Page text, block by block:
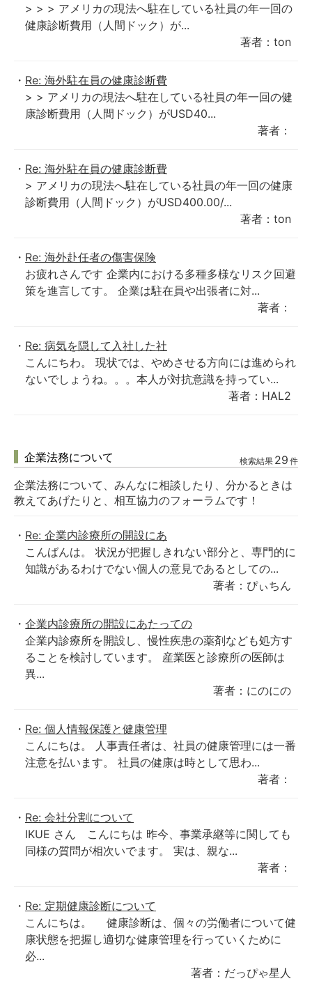
> > > アメリカの現法へ駐在している社員の年一回の
健康診断費用（人間ドック）が...
著者：ton
Re: 海外駐在員の健康診断費
> > アメリカの現法へ駐在している社員の年一回の健
康診断費用（人間ドック）がUSD40...
著者：
Re: 海外駐在員の健康診断費
> アメリカの現法へ駐在している社員の年一回の健康
診断費用（人間ドック）がUSD400.00/...
著者：ton
Re: 海外赴任者の傷害保険
お疲れさんです 企業内における多種多様なリスク回避
策を進言してす。 企業は駐在員や出張者に対...
著者：
Re: 病気を隠して入社した社
こんにちわ。 現状では、やめさせる方向には進められ
ないでしょうね。。。本人が対抗意識を持ってい...
著者：HAL2
企業法務について 検索結果 29 件
企業法務について、みんなに相談したり、分かるときは
教えてあげたりと、相互協力のフォーラムです！
Re: 企業内診療所の開設にあ
こんばんは。 状況が把握しきれない部分と、専門的に
知識があるわけでない個人の意見であるとしての...
著者：ぴぃちん
企業内診療所の開設にあたっての
企業内診療所を開設し、慢性疾患の薬剤なども処方す
ることを検討しています。 産業医と診療所の医師は
異...
著者：にのにの
Re: 個人情報保護と健康管理
こんにちは。 人事責任者は、社員の健康管理には一番
注意を払います。 社員の健康は時として思わ...
著者：
Re: 会社分割について
IKUE さん こんにちは 昨今、事業承継等に関しても
同様の質問が相次いでます。 実は、親な...
著者：
Re: 定期健康診断について
こんにちは。 健康診断は、個々の労働者について健
康状態を把握し適切な健康管理を行っていくために
必...
著者：だっぴゃ星人